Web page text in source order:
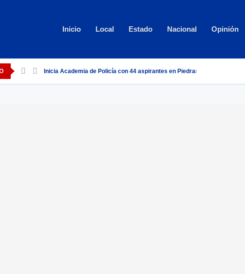
Inicio Local Estado Nacional Opinión
Inicia Academia de Policía con 44 aspirantes en Piedras Negras